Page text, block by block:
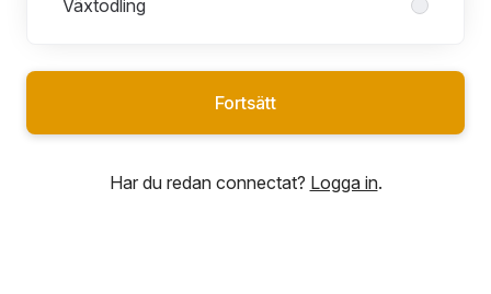
Växtodling
Fortsätt
Har du redan connectat? Logga in.